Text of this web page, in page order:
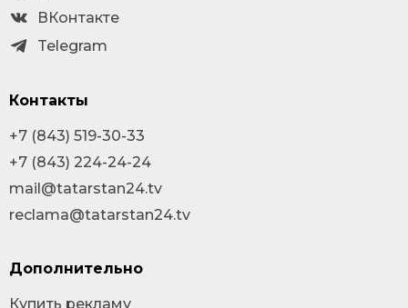
ВКонтакте
Telegram
Контакты
+7 (843) 519-30-33
+7 (843) 224-24-24
mail@tatarstan24.tv
reclama@tatarstan24.tv
Дополнительно
Купить рекламу